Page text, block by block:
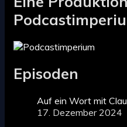
Episoden
Auf ein Wort mit
17. Dezember 2024